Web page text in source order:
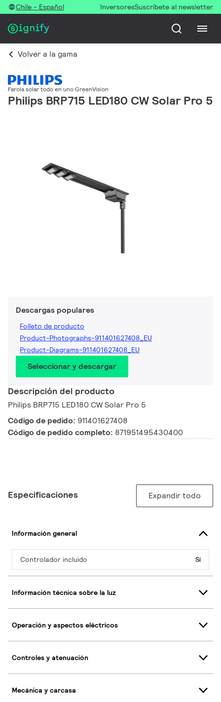
Chile - Español InversoresSuscríbete al newsletter
Volver a la gama
Farola solar todo en uno GreenVision
Philips BRP715 LED180 CW Solar Pro 5
Descargas populares
Folleto de producto
Product-Photographs-911401627408_EU
Product-Diagrams-911401627408_EU
Seleccionar y descargar
Descripción del producto
Philips BRP715 LED180 CW Solar Pro 5
Código de pedido: 911401627408
Código de pedido completo: 871951495430400
Especificaciones Expandir todo
Información general
Controlador incluido Sí
Información técnica sobre la luz
Operación y aspectos eléctricos
Controles y atenuación
Mecánica y carcasa